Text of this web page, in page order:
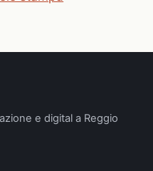
e digital a Reggio